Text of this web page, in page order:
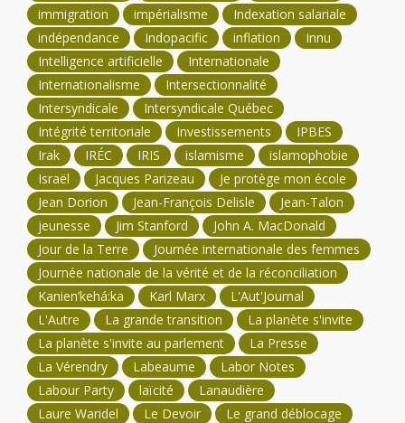
immigration
impérialisme
Indexation salariale
indépendance
Indopacific inflation
Innu
Intelligence artificielle
Internationale
Internationalisme
Intersectionnalité
Intersyndicale
Intersyndicale Québec
Intégrité territoriale
Investissements
IPBES
Irak
IRÉC IRIS islamisme
islamophobie
Israël
Jacques Parizeau
Je protège mon école
Jean Dorion
Jean-François Delisle
Jean-Talon
jeunesse
Jim Stanford
John A. MacDonald
Jour de la Terre
Journée internationale des femmes
Journée nationale de la vérité et de la réconciliation
Kanien’kehá:ka
Karl Marx
L'Aut'Journal
L'Autre
La grande transition
La planète s'invite
La planète s'invite au parlement
La Presse
La Vérendry
Labeaume
Labor Notes
Labour Party
laïcité
Lanaudière
Laure Waridel
Le Devoir
Le grand déblocage